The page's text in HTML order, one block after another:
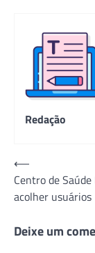
Redação
Navegação
de
Post
⟵
Centro de
acolher usuários
Deixe um